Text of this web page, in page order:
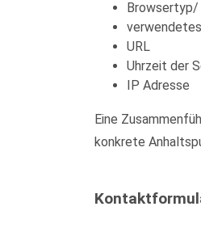
Browsertyp/
URL
Uhrzeit der
IP Adresse
Eine
konkrete